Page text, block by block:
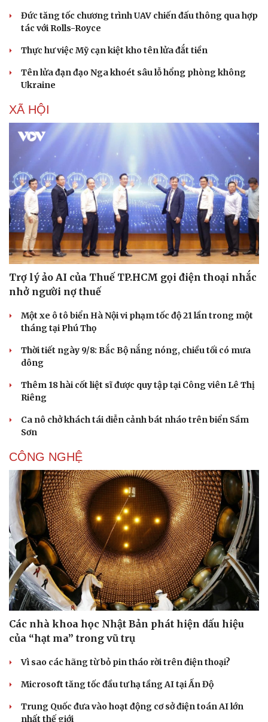
Văn hóa
Sân khấu - Điện ảnh
Văn học
Âm nhạc
Di sản
Thời trang
Đức tăng tốc chương trình UAV chiến đấu thông qua hợp
tác với Rolls-Royce
Thực hư việc Mỹ cạn kiệt kho tên lửa đắt tiền
Tên lửa đạn đạo Nga khoét sâu lỗ hổng phòng không
Ukraine
XÃ HỘI
Trợ lý ảo AI của Thuế TP.HCM gọi điện thoại nhắc
nhở người nợ thuế
Một xe ô tô biển Hà Nội vi phạm tốc độ 21 lần trong một
tháng tại Phú Thọ
Thời tiết ngày 9/8: Bắc Bộ nắng nóng, chiều tối có mưa
dông
Thêm 18 hài cốt liệt sĩ được quy tập tại Công viên Lê Thị
Riêng
Ca nô chở khách tái diễn cảnh bát nháo trên biển Sầm
Sơn
CÔNG NGHỆ
Các nhà khoa học Nhật Bản phát hiện dấu hiệu
của “hạt ma” trong vũ trụ
Vì sao các hãng từ bỏ pin tháo rời trên điện thoại?
Microsoft tăng tốc đầu tư hạ tầng AI tại Ấn Độ
Trung Quốc đưa vào hoạt động cơ sở điện toán AI lớn
nhất thế giới